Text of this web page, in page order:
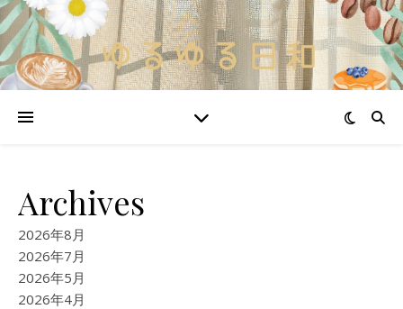
Archives
2026年8月
2026年7月
2026年5月
2026年4月